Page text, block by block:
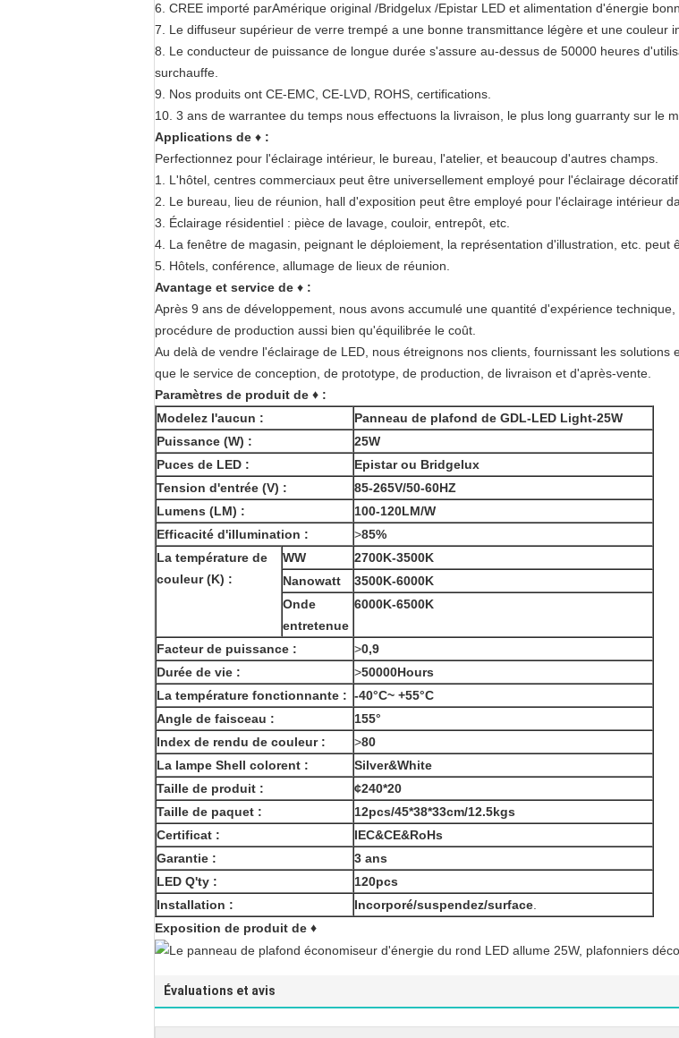
6. CREE importé parAmérique original /Bridgelux /Epistar LED et alimentation d'énergie
7. Le diffuseur supérieur de verre trempé a une bonne transmittance légère et une couleur
8. Le conducteur de puissance de longue durée s'assure au-dessus de 50000 heures
surchauffe.
9. Nos produits ont CE-EMC, CE-LVD, ROHS, certifications.
10. 3 ans de warrantee du temps nous effectuons la livraison, le plus long guarranty sur le
Applications de ♦ :
Perfectionnez pour l'éclairage intérieur, le bureau, l'atelier, et beaucoup d'autres champs.
1. L'hôtel, centres commerciaux peut être universellement employé pour l'éclairage
2. Le bureau, lieu de réunion, hall d'exposition peut être employé pour l'éclairage intérieur
3. Éclairage résidentiel : pièce de lavage, couloir, entrepôt, etc.
4. La fenêtre de magasin, peignant le déploiement, la représentation d'illustration, etc. peut
5. Hôtels, conférence, allumage de lieux de réunion.
Avantage et service de ♦ :
Après 9 ans de développement, nous avons accumulé une quantité d'expérience
procédure de production aussi bien qu'équilibrée le coût.
Au delà de vendre l'éclairage de LED, nous étreignons nos clients, fournissant les
que le service de conception, de prototype, de production, de livraison et d'après-vente.
Paramètres de produit de ♦ :
Modelez l'aucun :
Panneau de plafond de GDL-LED Light-25W
Puissance (W) :
25W
Puces de LED :
Epistar ou Bridgelux
Tension d'entrée (V) :
85-265V/50-60HZ
Lumens (LM) :
100-120LM/W
Efficacité d'illumination :
>85%
La température de
couleur (K) :
WW
2700K-3500K
Nanowatt
3500K-6000K
Onde
entretenue
6000K-6500K
Facteur de puissance : >0,9
Durée de vie :
>50000Hours
La température fonctionnante : -40°C~ +55°C
Angle de faisceau :
155°
Index de rendu de couleur :
>80
La lampe Shell colorent :
Silver&White
Taille de produit :
¢240*20
Taille de paquet :
12pcs/45*38*33cm/12.5kgs
Certificat :
IEC&CE&RoHs
Garantie :
3 ans
LED Q'ty :
120pcs
Installation :
Incorporé/suspendez/surface
Exposition de produit de ♦
Évaluations et avis